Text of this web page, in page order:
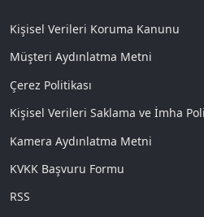
Kişisel Verileri Koruma Kanunu
Müşteri Aydınlatma Metni
Çerez Politikası
Kişisel Verileri Saklama ve İmha
Kamera Aydınlatma Metni
KVKK Başvuru Formu
RSS